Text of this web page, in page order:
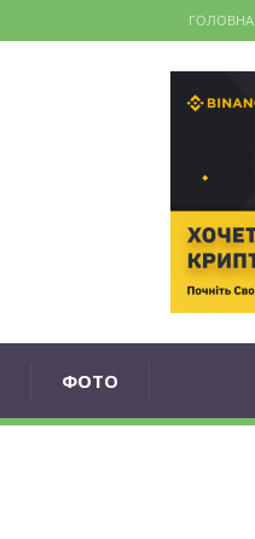
ГОЛОВНА
ФОТО